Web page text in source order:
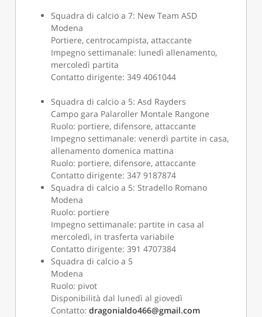
Squadra di calcio a 7: New Team ASD
Modena
Portiere, centrocampista, attaccante
Impegno settimanale: lunedì allenamento,
mercoledì partita
Contatto dirigente: 349 4061044
Squadra di calcio a 5: Asd Rayders
Campo gara Palaroller Montale Rangone
Ruolo: portiere, difensore, attaccante
Impegno settimanale: venerdì partite in casa,
allenamento domenica mattina
Ruolo: portiere, difensore, attaccante
Contatto dirigente: 347 9187874
Squadra di calcio a 5: Stradello Romano
Modena
Ruolo: portiere
Impegno settimanale: partite in casa al
mercoledì, in trasferta variabile
Contatto dirigente: 391 4707384
Squadra di calcio a 5
Modena
Ruolo: pivot
Disponibilità dal lunedì al giovedì
Contatto:dragonialdo466@gmail.com